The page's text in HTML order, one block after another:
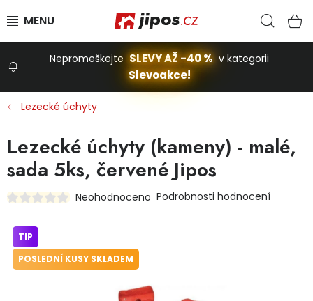
Stavba a dům
Domácnost
Nepromeškejte SLEVY AŽ -40 % v kategorii
Slevoakce!
Lezecké úchyty
Lezecké úchyty (kameny) - malé,
sada 5ks, červené Jipos
Neohodnoceno Podrobnosti hodnocení
TIP
POSLEDNÍ KUSY SKLADEM